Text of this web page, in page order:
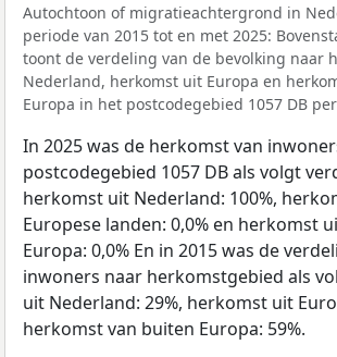
Autochtoon of migratieachtergrond in
periode van 2015 tot en met 2025:
toont de verdeling van de bevolking naar
Nederland, herkomst uit Europa en
Europa in het postcodegebied 1057 DB
In 2025 was de herkomst van
postcodegebied 1057 DB als volgt
herkomst uit Nederland: 100%,
Europese landen: 0,0% en herkomst
Europa: 0,0% En in 2015 was de
inwoners naar herkomstgebied als
uit Nederland: 29%, herkomst uit
herkomst van buiten Europa: 59%.